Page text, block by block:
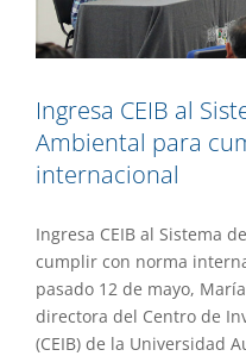
Ingresa CEIB al
Ambiental para
internacional
Ingresa CEIB al Sistema
cumplir con norma
pasado 12 de mayo,
directora del Centro de
(CEIB) de la Universidad